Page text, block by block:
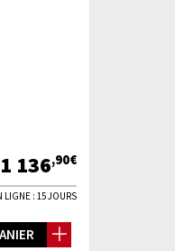
1 136,90€
LIGNE : 15 JOURS